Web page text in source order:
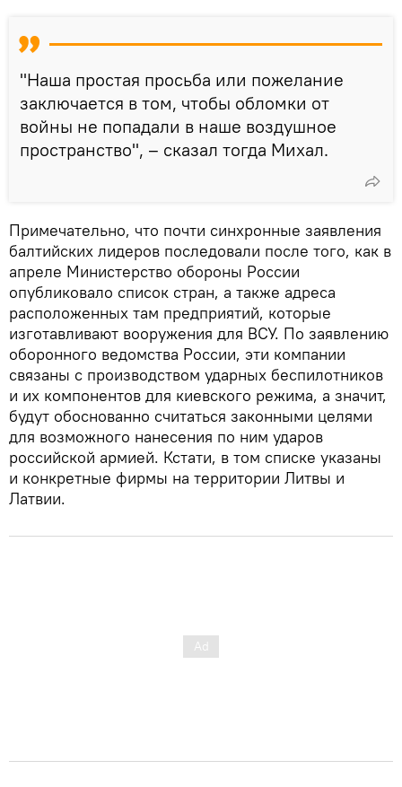
"Наша простая просьба или пожелание
заключается в том, чтобы обломки от
войны не попадали в наше воздушное
пространство", – сказал тогда Михал.
Примечательно, что почти синхронные заявления
балтийских лидеров последовали после того, как в
апреле Министерство обороны России
опубликовало список стран, а также адреса
расположенных там предприятий, которые
изготавливают вооружения для ВСУ. По заявлению
оборонного ведомства России, эти компании
связаны с производством ударных беспилотников
и их компонентов для киевского режима, а значит,
будут обоснованно считаться законными целями
для возможного нанесения по ним ударов
российской армией. Кстати, в том списке указаны
и конкретные фирмы на территории Литвы и
Латвии.